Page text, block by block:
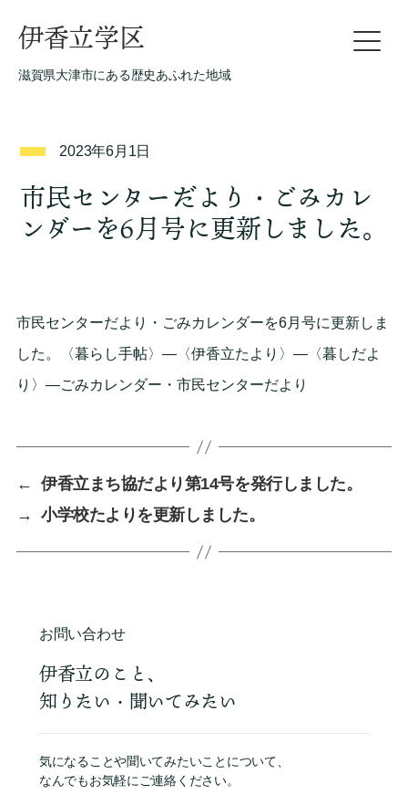
伊香立学区
滋賀県大津市にある歴史あふれた地域
2023年6月1日
市民センターだより・ごみカレ
ンダーを6月号に更新しました。
市民センターだより・ごみカレンダーを6月号に更新しま
した。〈暮らし手帖〉―〈伊香立たより〉―〈暮しだよ
り〉―ごみカレンダー・市民センターだより
←
伊香立まち協だより第14号を発行しました。
→
小学校たよりを更新しました。
お問い合わせ
伊香立のこと、
知りたい・聞いてみたい
気になることや聞いてみたいことについて、
なんでもお気軽にご連絡ください。